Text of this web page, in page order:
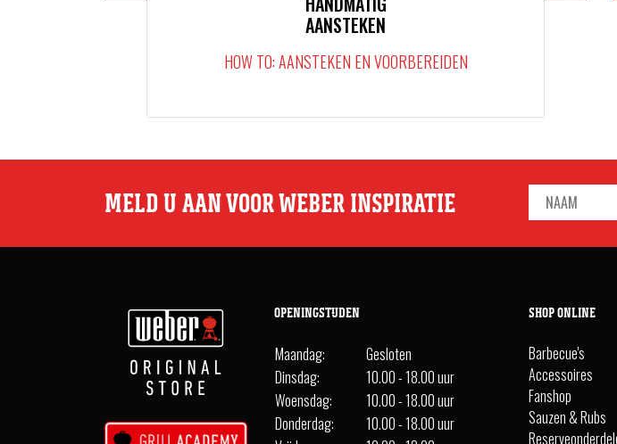
AANSTEKEN
HOW TO: AANSTEKEN EN VOORBEREIDEN
MELD U AAN VOOR WEBER INSPIRATIE
OPENINGSTIJDEN
Maandag:
Gesloten
Dinsdag:
10.00 - 18.00 uur
Woensdag:
10.00 - 18.00 uur
Donderdag:
10.00 - 18.00 uur
SHOP ONLINE
Barbecue's
Accessoires
Fanshop
Sauzen & Rubs